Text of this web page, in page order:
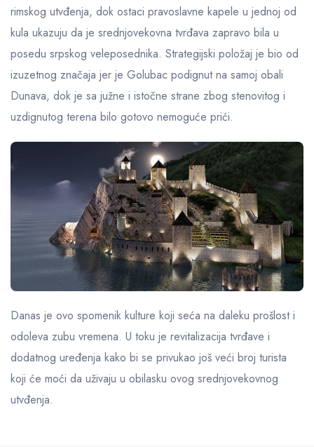
rimskog utvđenja, dok ostaci pravoslavne kapele u jednoj od
kula ukazuju da je srednjovekovna tvrđava zapravo bila u
posedu srpskog veleposednika. Strategijski položaj je bio od
izuzetnog značaja jer je Golubac podignut na samoj obali
Dunava, dok je sa južne i istočne strane zbog stenovitog i
uzdignutog terena bilo gotovo nemoguće prići.
Danas je ovo spomenik kulture koji seća na daleku prošlost i
odoleva zubu vremena. U toku je revitalizacija tvrđave i
dodatnog uređenja kako bi se privukao još veći broj turista
koji će moći da uživaju u obilasku ovog srednjovekovnog
utvđenja.